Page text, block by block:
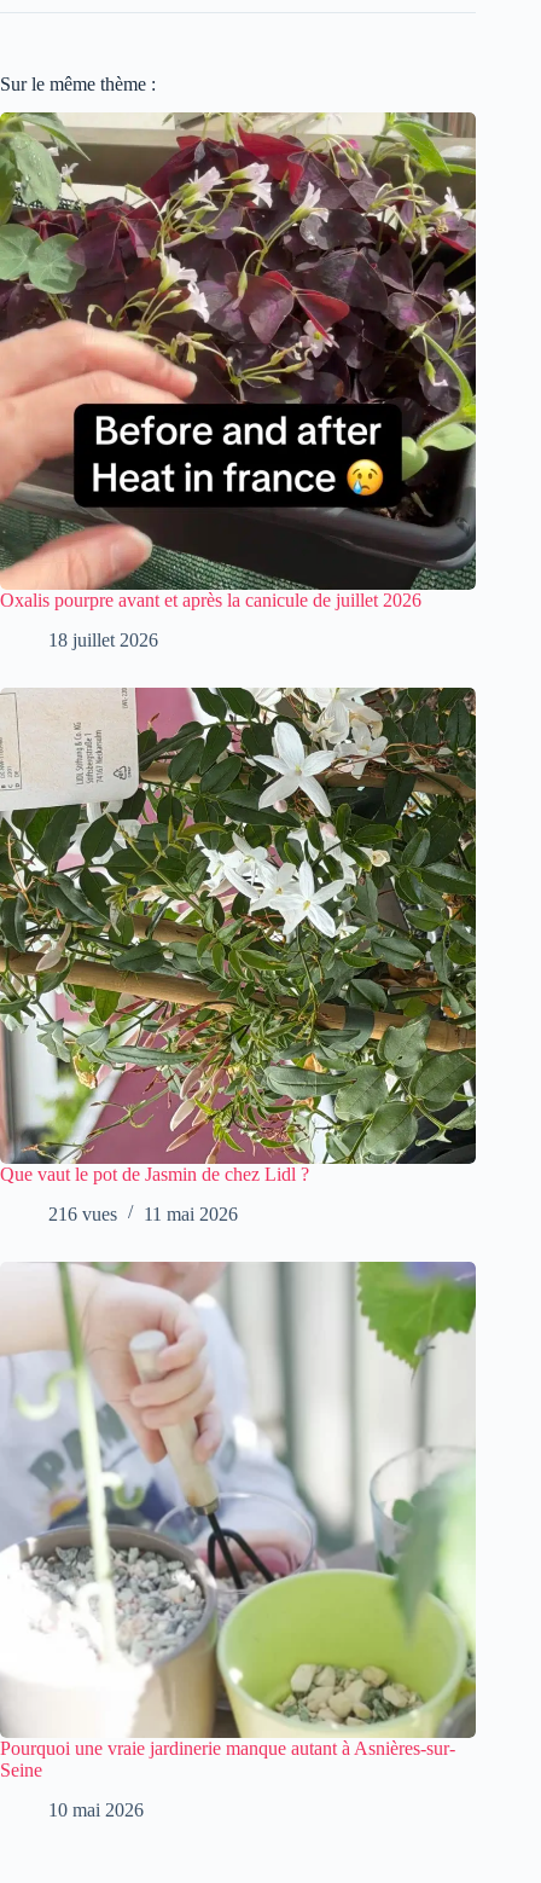
Sur le même thème :
Oxalis pourpre avant et après la canicule de juillet 2026
18 juillet 2026
Que vaut le pot de Jasmin de chez Lidl ?
216 vues
11 mai 2026
Pourquoi une vraie jardinerie manque autant à Asnières-sur-
Seine
10 mai 2026